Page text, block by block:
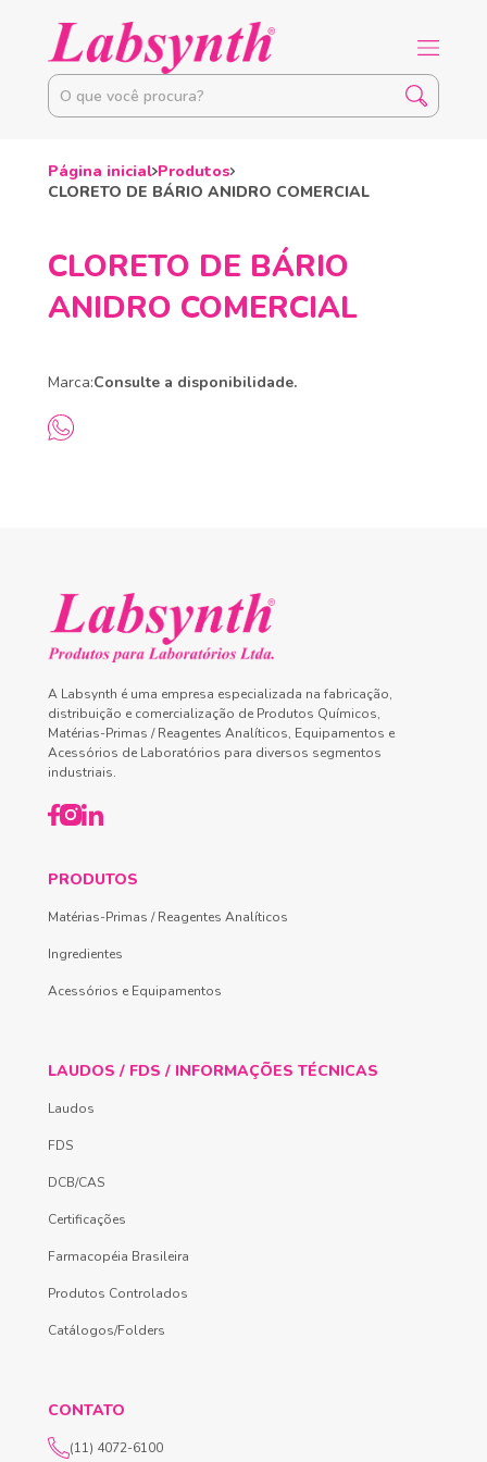
Página inicial Produtos
CLORETO DE BÁRIO ANIDRO COMERCIAL
CLORETO DE BÁRIO
ANIDRO COMERCIAL
Marca:Consulte a disponibilidade.
A Labsynth é uma empresa especializada na fabricação,
distribuição e comercialização de Produtos Químicos,
Matérias-Primas / Reagentes Analíticos, Equipamentos e
Acessórios de Laboratórios para diversos segmentos
industriais.
PRODUTOS
Matérias-Primas / Reagentes Analíticos
Ingredientes
Acessórios e Equipamentos
LAUDOS / FDS / INFORMAÇÕES TÉCNICAS
Laudos
FDS
DCB/CAS
Certificações
Farmacopéia Brasileira
Produtos Controlados
Catálogos/Folders
CONTATO
(11) 4072-6100